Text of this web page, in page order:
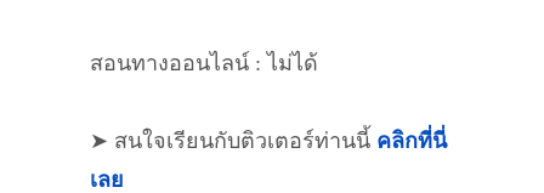
สอนทางออนไลน์ : ไม่ได้
➤ สนใจเรียนกับติวเตอร์ท่านนี้ คลิกที่นี่
เลย